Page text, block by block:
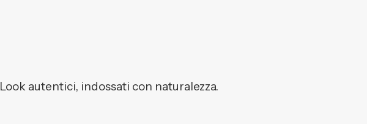
Look autentici, indossati con naturalezza.